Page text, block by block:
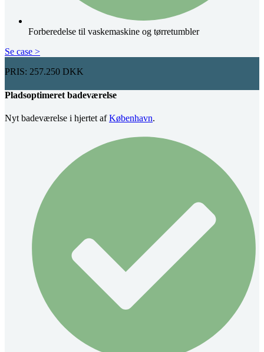
Forberedelse til vaskemaskine og tørretumbler
Se case >
PRIS: 257.250 DKK
Pladsoptimeret badeværelse
Nyt badeværelse i hjertet afKøbenhavn.